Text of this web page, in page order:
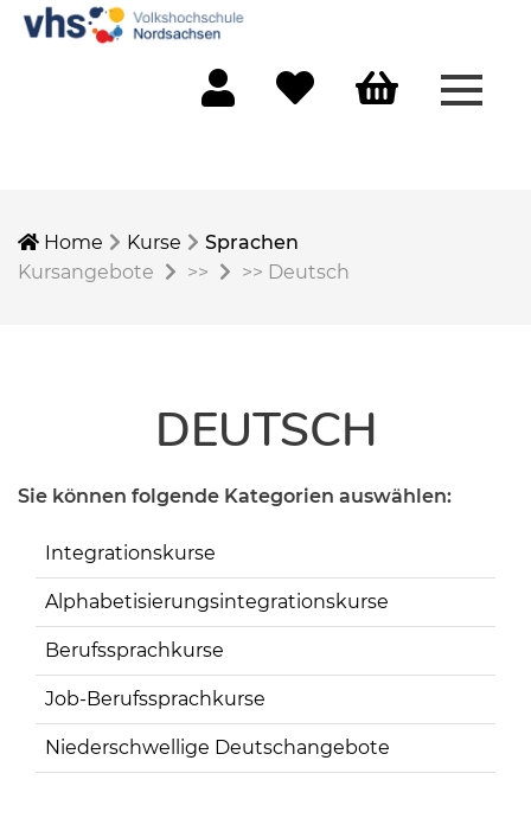
Home Kurse
Sprachen
Kursangebote
>> >> Deutsch
DEUTSCH
Sie können folgende Kategorien auswählen:
Integrationskurse
Alphabetisierungsintegrationskurse
Berufssprachkurse
Job-Berufssprachkurse
Niederschwellige Deutschangebote